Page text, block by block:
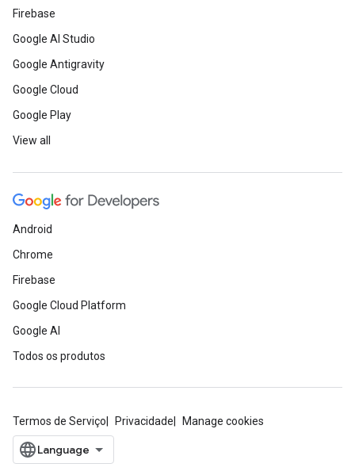
Firebase
Google AI Studio
Google Antigravity
Google Cloud
Google Play
View all
Android
Chrome
Firebase
Google Cloud Platform
Google AI
Todos os produtos
Termos de Serviço Privacidade Manage cookies